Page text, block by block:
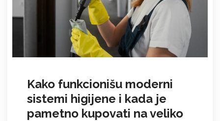
Kako funkcionišu moderni
sistemi higijene i kada je
pametno kupovati na veliko